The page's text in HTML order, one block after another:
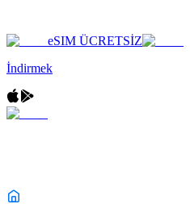
eSIM ÜCRETSİZ
İndirmek